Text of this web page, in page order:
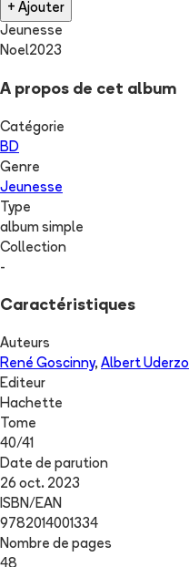
+ Ajouter
Jeunesse
Noel2023
A propos de cet album
Catégorie
BD
Genre
Jeunesse
Type
album simple
Collection
-
Caractéristiques
Auteurs
René Goscinny, Albert Uderzo
Editeur
Hachette
Tome
40/41
Date de parution
26 oct. 2023
ISBN/EAN
9782014001334
Nombre de pages